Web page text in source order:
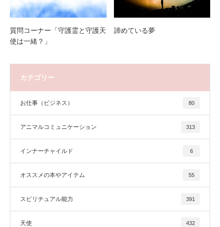
質問コーナー「守護霊と守護天
使は一緒？」
諦めている夢
カテゴリー
お仕事（ビジネス） 80
アニマルコミュニケーション 313
インナーチャイルド 6
オススメの本やアイテム 55
スピリチュアル能力 391
天使 432